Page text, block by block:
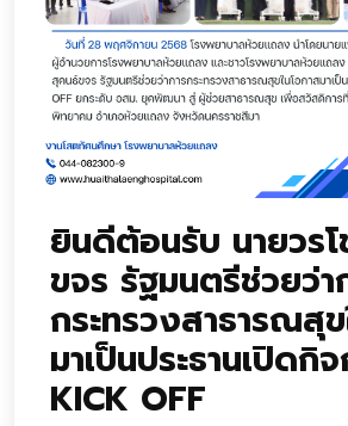
ยินดีต้อนรับ นายวร
ขจร รัฐมนตรีช่วยว่า
กระทรวงสาธารณสุข
มาเป็นประธานเปิดกิ
KICK OFF